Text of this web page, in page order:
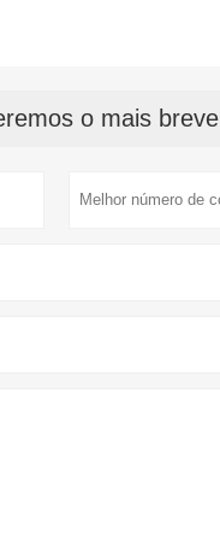
o mais